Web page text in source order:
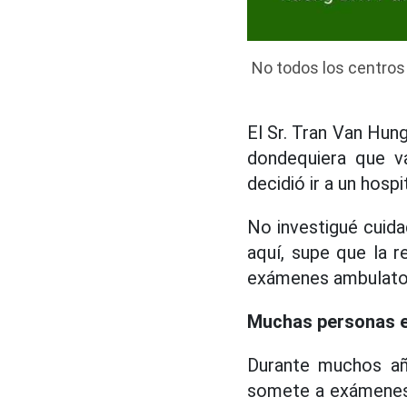
No todos los
El Sr. Tran Van
dondequiera que
decidió ir a un
No investigué
aquí, supe que la
exámenes
Muchas personas
Durante muchos
somete a